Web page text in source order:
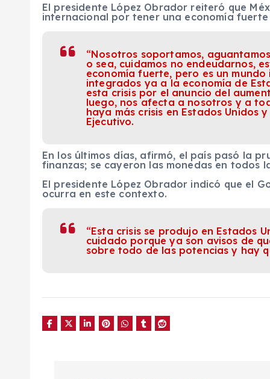
El presidente López Obrador reiteró que
internacional por tener una economía fuerte
“Nosotros soportamos,
o sea, cuidamos no endeudarnos,
economía fuerte, pero es un
integrados ya a la economía de
esta crisis por el anuncio del
luego, nos afecta a nosotros y a
haya más crisis en Estados Unidos
Ejecutivo.
En los últimos días, afirmó, el país pasó la
finanzas; se cayeron las monedas en todos
El presidente López Obrador indicó que el
ocurra en este contexto.
“Esta crisis se produjo en Estados
cuidado porque ya son avisos de
sobre todo de las potencias y hay